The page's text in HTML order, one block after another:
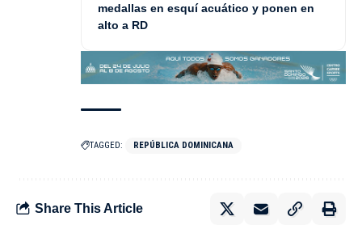
medallas en esquí acuático y ponen en
alto a RD
TAGGED: REPÚBLICA DOMINICANA
Share This Article